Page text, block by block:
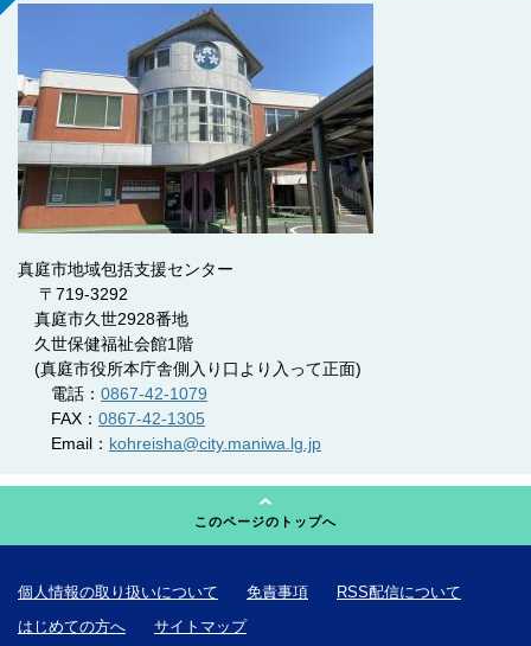
真庭市地域包括支援センター
〒719-3292
真庭市久世2928番地
久世保健福祉会館1階
(真庭市役所本庁舎側入り口より入って正面)
電話： 0867-42-1079
FAX： 0867-42-1305
Email： kohreisha@city.maniwa.lg.jp
このページのトップへ
個人情報の取り扱いについて 免責事項
RSS配信について
はじめての方へ
サイトマップ